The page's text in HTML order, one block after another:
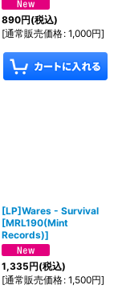
890円(税込)
[通常販売価格: 1,000円]
[LP]Wares ‎- Survival
[MRL190(Mint
Records)]
1,335円(税込)
[通常販売価格: 1,500円]